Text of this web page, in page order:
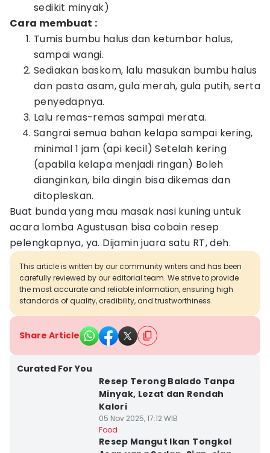
sedikit minyak)
Cara membuat :
Tumis bumbu halus dan ketumbar halus,
sampai wangi.
Sediakan baskom, lalu masukan bumbu halus
dan pasta asam, gula merah, gula putih, serta
penyedapnya.
Lalu remas-remas sampai merata.
Sangrai semua bahan kelapa sampai kering,
minimal 1 jam (api kecil) Setelah kering
(apabila kelapa menjadi ringan) Boleh
dianginkan, bila dingin bisa dikemas dan
ditopleskan.
Buat bunda yang mau masak nasi kuning untuk
acara lomba Agustusan bisa cobain resep
pelengkapnya, ya. Dijamin juara satu RT, deh.
This article is written by our community writers and has been
carefully reviewed by our editorial team. We strive to provide
the most accurate and reliable information, ensuring high
standards of quality, credibility, and trustworthiness.
Share Article
Curated For You
Resep Terong Balado Tanpa
Minyak, Lezat dan Rendah
Kalori
05 Nov 2025, 17:12 WIB
Food
Resep Mangut Ikan Tongkol